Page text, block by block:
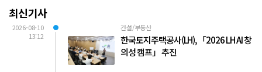
최신기사
2026-08-10
13:12
건설/부동산
한국토지주택공사(LH), 「2026 LH AI 창
의성 캠프」 추진